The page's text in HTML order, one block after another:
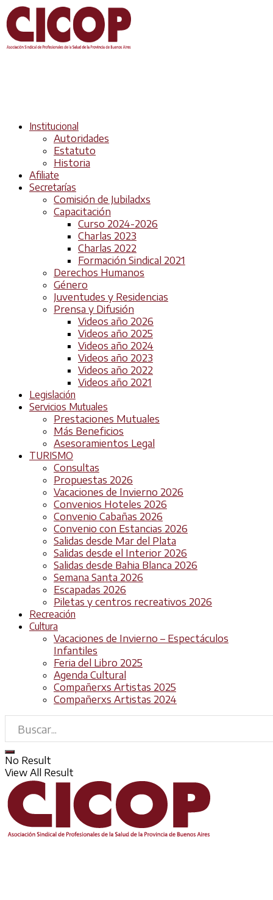
Institucional
Autoridades
Estatuto
Historia
Afiliate
Secretarías
Comisión de Jubiladxs
Capacitación
Curso 2024-2026
Charlas 2023
Charlas 2022
Formación Sindical 2021
Derechos Humanos
Género
Juventudes y Residencias
Prensa y Difusión
Videos año 2026
Videos año 2025
Videos año 2024
Videos año 2023
Videos año 2022
Videos año 2021
Legislación
Servicios Mutuales
Prestaciones Mutuales
Más Beneficios
Asesoramientos Legal
TURISMO
Consultas
Propuestas 2026
Vacaciones de Invierno 2026
Convenios Hoteles 2026
Convenio Cabañas 2026
Convenio con Estancias 2026
Salidas desde Mar del Plata
Salidas desde el Interior 2026
Salidas desde Bahia Blanca 2026
Semana Santa 2026
Escapadas 2026
Piletas y centros recreativos 2026
Recreación
Cultura
Vacaciones de Invierno – Espectáculos
Infantiles
Feria del Libro 2025
Agenda Cultural
Compañerxs Artistas 2025
Compañerxs Artistas 2024
No Result
View All Result